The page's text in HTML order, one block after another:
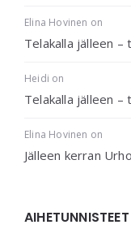
Elina Hovinen on
Telakalla jälleen
Heidi on
Telakalla jälleen
Elina Hovinen on
Jälleen kerran
AIHETUNNISTEET